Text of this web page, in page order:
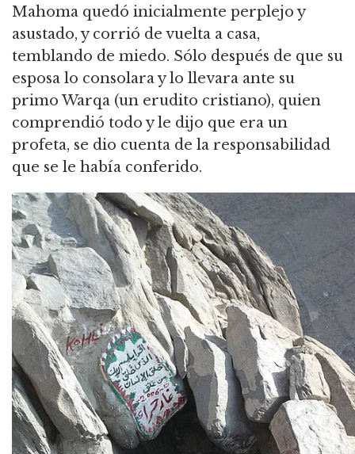
Mahoma quedó inicialmente perplejo y
asustado, y corrió de vuelta a casa,
temblando de miedo. Sólo después de que su
esposa lo consolara y lo llevara ante su
primo Warqa (un erudito cristiano), quien
comprendió todo y le dijo que era un
profeta, se dio cuenta de la responsabilidad
que se le había conferido.